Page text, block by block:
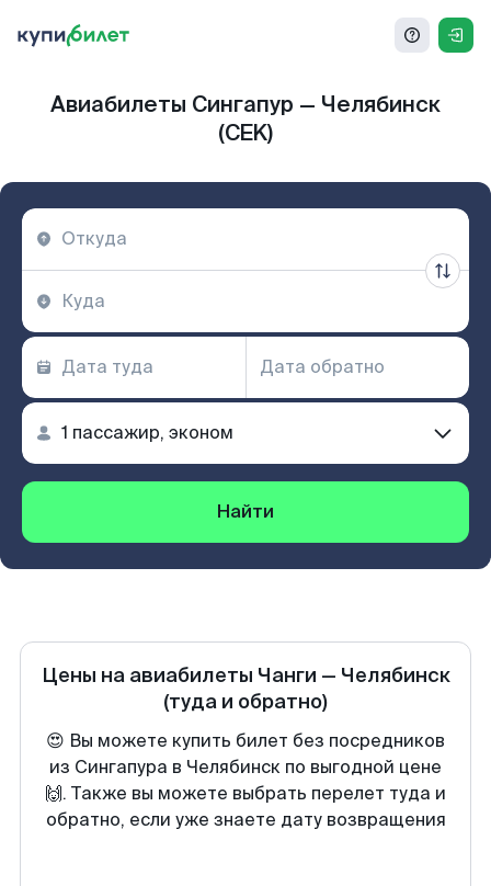
Авиабилеты Сингапур — Челябинск
(CEK)
Найти
Цены на авиабилеты Чанги — Челябинск
(туда и обратно)
😍 Вы можете купить билет без посредников
из Сингапура в Челябинск по выгодной цене
🙌. Также вы можете выбрать перелет туда и
обратно, если уже знаете дату возвращения